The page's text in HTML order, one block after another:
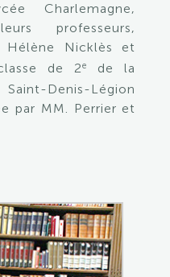
Charlemagne,
professeurs,
Hélène Nicklès et
de 2e
de la
Denis-Légion
par MM. Perrier et